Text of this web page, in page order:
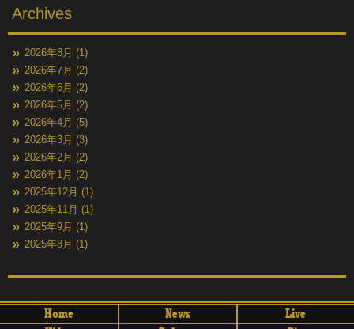
Archives
2026年8月 (1)
2026年7月 (2)
2026年6月 (2)
2026年5月 (2)
2026年4月 (5)
2026年3月 (3)
2026年2月 (2)
2026年1月 (2)
2025年12月 (1)
2025年11月 (1)
2025年9月 (1)
2025年8月 (1)
Home News
Live